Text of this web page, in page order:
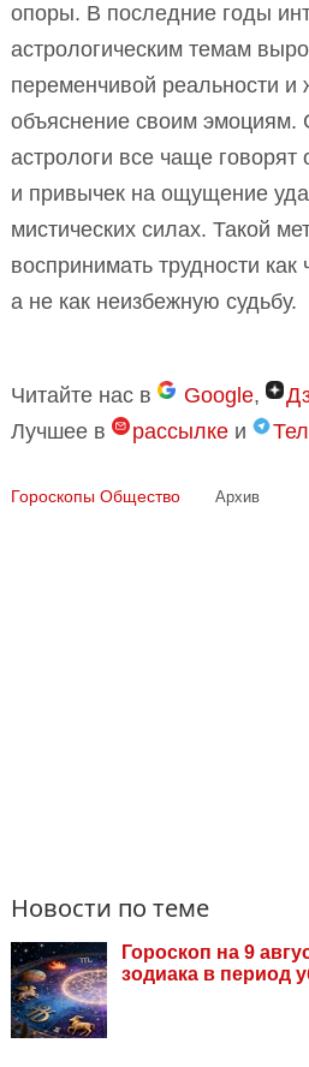
опоры. В последние годы
астрологическим темам
переменчивой реальности и
объяснение своим
астрологи все чаще говорят
и привычек на ощущение
мистических силах. Такой
воспринимать трудности как
а не как неизбежную судьбу.
Читайте нас в Google,
Лучшее в
рассылке и
Гороскопы Общество Архив
Новости по теме
Гороскоп на 9
зодиака в